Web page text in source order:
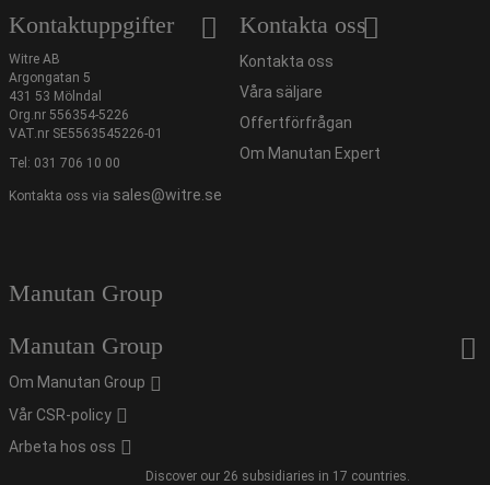
Kontaktuppgifter
Witre AB
Argongatan 5
431 53 Mölndal
Org.nr 556354-5226
VAT.nr SE5563545226-01
Tel: 031 706 10 00
Kontakta oss via sales@witre.se
Kontakta oss
Kontakta oss
Våra säljare
Offertförfrågan
Om Manutan Expert
Manutan Group
Manutan Group
Om Manutan Group
Vår CSR-policy
Arbeta hos oss
Discover our 26 subsidiaries in 17 countries.